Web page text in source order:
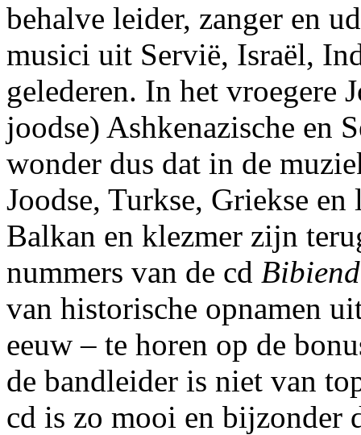
behalve leider, zanger en
musici uit Servië, Israël,
gelederen. In het vroegere
joodse) Ashkenazische en
wonder dus dat in de
Joodse, Turkse, Griekse
Balkan en klezmer zijn
nummers van de cd
van historische opnamen
eeuw – te horen op de
de bandleider is niet van
cd is zo mooi en bijzonder